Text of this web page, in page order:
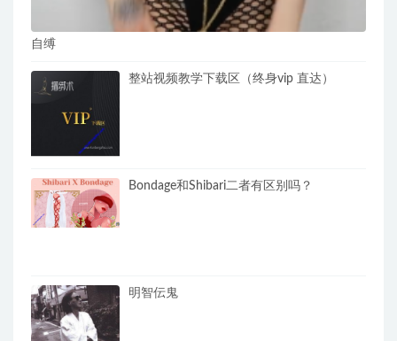
自缚
整站视频教学下载区（终身vip 直达）
Bondage和Shibari二者有区别吗？
明智伝鬼